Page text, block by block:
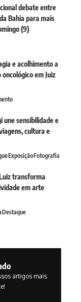
debate entre
Bahia para mais
(9)
e acolhimento a
em Juiz
une sensibilidade e
cultura e
ExposiçãoFotografia
transforma
em arte
Destaque
artigos mais